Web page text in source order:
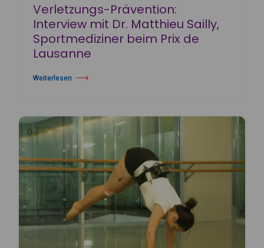
Verletzungs-Prävention:
Interview mit Dr. Matthieu Sailly,
Sportmediziner beim Prix de
Lausanne
Weiterlesen
über Verletzungs-Prävention: Interview mit Dr. Matthieu Sailly,